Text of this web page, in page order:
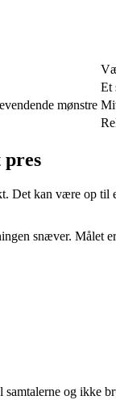
Et
mønstre
kan være op til
snæver. Målet
og ikke